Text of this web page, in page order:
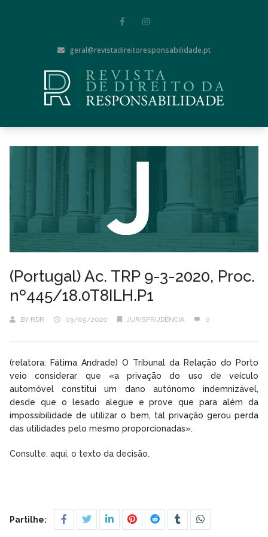
geral@revistadireitoresponsabilidade.pt
(Portugal) Ac. TRP 9-3-2020, Proc.
nº445/18.0T8ILH.P1
BY RDR 03/05/2020 JURISPRUDÊNCIA 0
(relatora: Fátima Andrade) O Tribunal da Relação do Porto
veio considerar que «a privação do uso de veículo
automóvel constitui um dano autónomo indemnizável,
desde que o lesado alegue e prove que para além da
impossibilidade de utilizar o bem, tal privação gerou perda
das utilidades pelo mesmo proporcionadas».
Consulte, aqui, o texto da decisão.
Partilhe: